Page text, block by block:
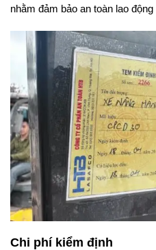
nhằm đảm bảo an toàn lao
Chi phí kiểm định